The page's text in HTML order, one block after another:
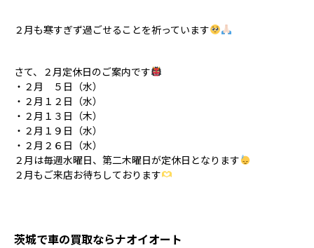
２月も寒すぎず過ごせることを祈っています
さて、２月定休日のご案内です
・２月 ５日（水）
・２月１２日（水）
・２月１３日（木）
・２月１９日（水）
・２月２６日（水）
２月は毎週水曜日、第二木曜日が定休日となります
２月もご来店お待ちしております
茨城で車の買取ならナオイオート